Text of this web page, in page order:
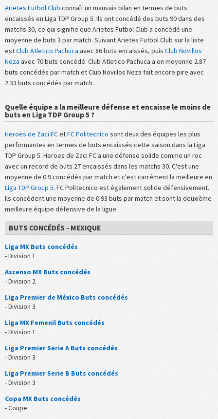
Arietes Futbol Club connaît un mauvais bilan en termes de buts
encaissés en Liga TDP Group 5. Ils ont concédé des buts 90 dans des
matchs 30, ce qui signifie que Arietes Futbol Club a concédé une
moyenne de buts 3 par match. Suivant Arietes Futbol Club sur la liste
estClub Atletico Pachuca avec 86 buts encaissés, puis Club Novillos
Neza avec 70 buts concédé. Club Atletico Pachuca a en moyenne 2.87
buts concédés par match et Club Novillos Neza fait encore pire avec
2.33 buts concédés par match.
Quelle équipe a la meilleure défense et encaisse le moins de
buts en Liga TDP Group 5 ?
Heroes de Zaci FCetFC Politecnico sont deux des équipes les plus
performantes en termes de buts encaissés cette saison dans la Liga
TDP Group 5. Heroes de Zaci FC a une défense solide comme un roc
avec un record de buts 27 encaissés dans les matchs 30. C'est une
moyenne de 0.9 concédés par match et c'est carrément la meilleure en
Liga TDP Group 5. FC Politecnico est également solide défensivement.
Ils concèdent une moyenne de 0.93 buts par match et sont la deuxième
meilleure équipe défensive de la ligue.
BUTS CONCÉDÉS - MEXIQUE
Liga MX Buts concédés
- Division 1
Ascenso MX Buts concédés
- Division 2
Liga Premier de México Buts concédés
- Division 3
Liga MX Femenil Buts concédés
- Division 1
Liga Premier Serie A Buts concédés
- Division 3
Liga Premier Serie B Buts concédés
- Division 3
Copa MX Buts concédés
- Coupe